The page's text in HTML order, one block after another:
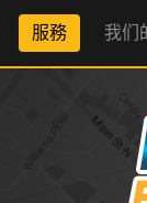
服務 我们